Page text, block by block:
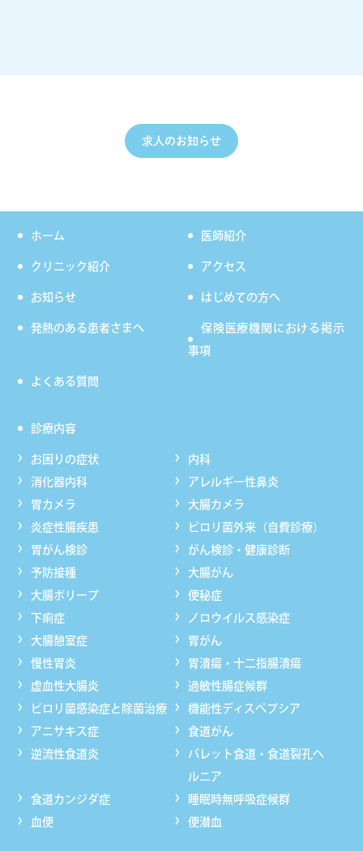
求人のお知らせ
ホーム 医師紹介
クリニック紹介 アクセス
お知らせ はじめての方へ
発熱のある患者さまへ
保険医療機関における掲示
事項
よくある質問
診療内容
お困りの症状
内科
消化器内科
アレルギー性鼻炎
胃カメラ
大腸カメラ
炎症性腸疾患
ピロリ菌外来（自費診療）
胃がん検診
がん検診・健康診断
予防接種
大腸がん
大腸ポリープ
便秘症
下痢症
ノロウイルス感染症
大腸憩室症
胃がん
慢性胃炎
胃潰瘍・十二指腸潰瘍
虚血性大腸炎
過敏性腸症候群
ピロリ菌感染症と除菌治療
機能性ディスペプシア
アニサキス症
食道がん
逆流性食道炎
バレット食道・食道裂孔ヘ
ルニア
食道カンジダ症
睡眠時無呼吸症候群
血便
便潜血